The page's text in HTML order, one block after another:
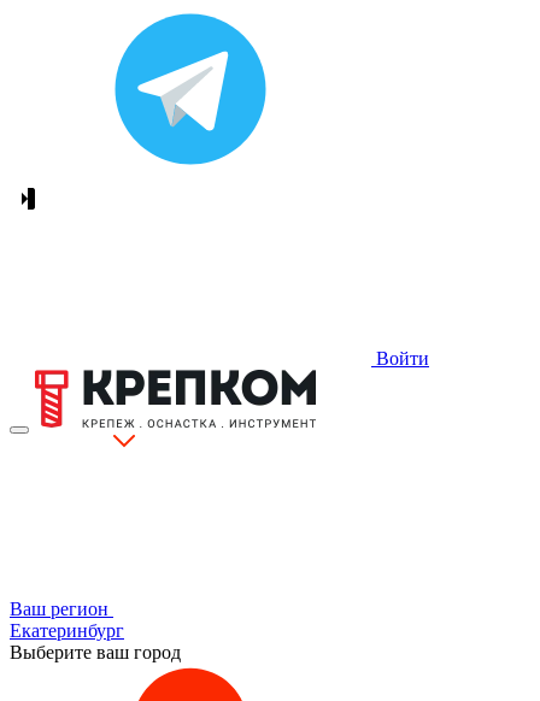
Войти
Ваш регион
Екатеринбург
Выберите ваш город